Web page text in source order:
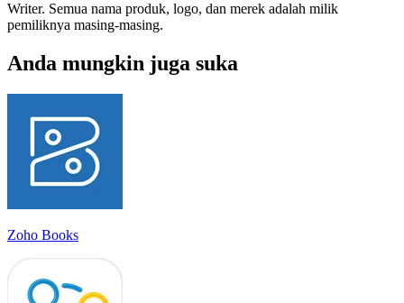
Writer. Semua nama produk, logo, dan merek adalah milik
pemiliknya masing-masing.
Anda mungkin juga suka
Zoho Books